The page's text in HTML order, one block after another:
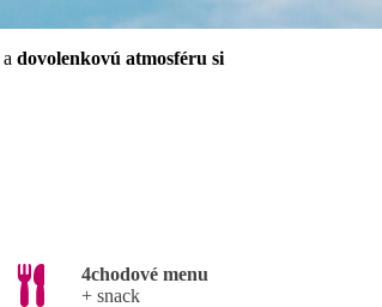
a dovolenkovú atmosféru si
4chodové menu
+ snack